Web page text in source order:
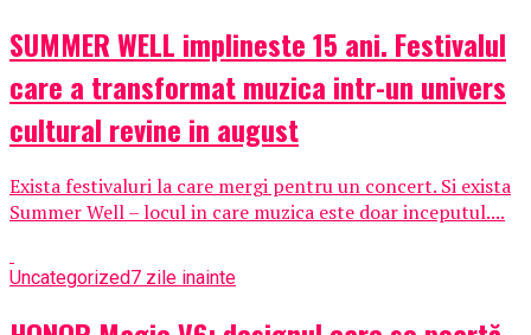
SUMMER WELL implineste 15 ani. Festivalul
care a transformat muzica intr-un univers
cultural revine in august
Exista festivaluri la care mergi pentru un concert. Si exista
Summer Well – locul in care muzica este doar inceputul....
Uncategorized7 zile inainte